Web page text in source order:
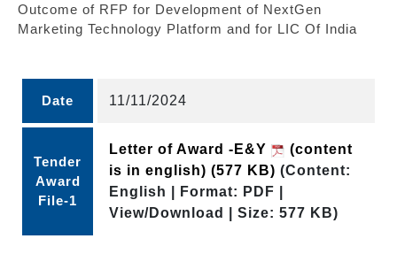
Outcome of RFP for Development of NextGen
Marketing Technology Platform and for LIC Of India
Date 11/11/2024
Tender
Award
File-1
Letter of Award -E&Y
(content
is in english) (577 KB) (Content:
English | Format: PDF |
View/Download | Size: 577 KB)